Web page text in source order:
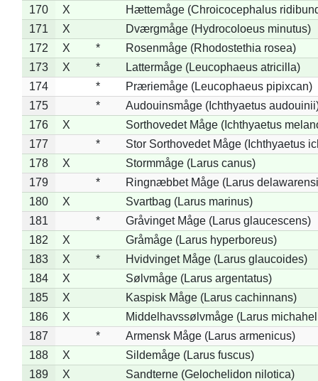
170
X
Hættemåge (Chroicocephalus
171
X
Dværgmåge (Hydrocoloeus minutus)
172
X *
Rosenmåge (Rhodostethia rosea)
173
X *
Lattermåge (Leucophaeus atricilla)
174
*
Præriemåge (Leucophaeus pipixcan)
175
*
Audouinsmåge (Ichthyaetus
176
X
Sorthovedet Måge (Ichthyaetus
177
*
Stor Sorthovedet Måge (Ichthyaetus
178
X
Stormmåge (Larus canus)
179
*
Ringnæbbet Måge (Larus
180
X
Svartbag (Larus marinus)
181
*
Gråvinget Måge (Larus glaucescens)
182
X
Gråmåge (Larus hyperboreus)
183
X *
Hvidvinget Måge (Larus glaucoides)
184
X
Sølvmåge (Larus argentatus)
185
X
Kaspisk Måge (Larus cachinnans)
186
X
Middelhavssølvmåge (Larus
187
*
Armensk Måge (Larus armenicus)
188
X
Sildemåge (Larus fuscus)
189
X Sandterne (Gelochelidon nilotica)